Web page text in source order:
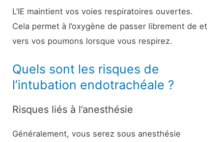
L’IE maintient vos voies respiratoires ouvertes.
Cela permet à l’oxygène de passer librement de et
vers vos poumons lorsque vous respirez.
Quels sont les risques de
l’intubation endotrachéale ?
Risques liés à l’anesthésie
Généralement, vous serez sous anesthésie